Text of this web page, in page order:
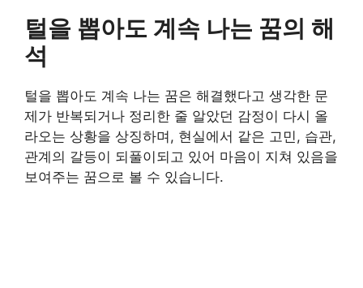
털을 뽑아도 계속 나는 꿈의 해
석
털을 뽑아도 계속 나는 꿈은 해결했다고 생각한 문
제가 반복되거나 정리한 줄 알았던 감정이 다시 올
라오는 상황을 상징하며, 현실에서 같은 고민, 습관,
관계의 갈등이 되풀이되고 있어 마음이 지쳐 있음을
보여주는 꿈으로 볼 수 있습니다.